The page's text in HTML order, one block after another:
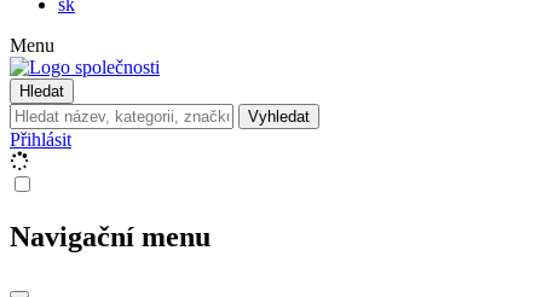
sk
Menu
Hledat
Vyhledat
Přihlásit
Navigační menu